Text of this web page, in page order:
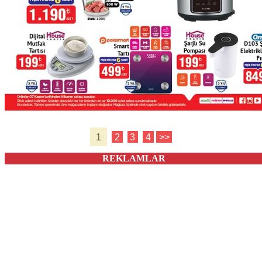
1 2 3 4 >>
REKLAMLAR